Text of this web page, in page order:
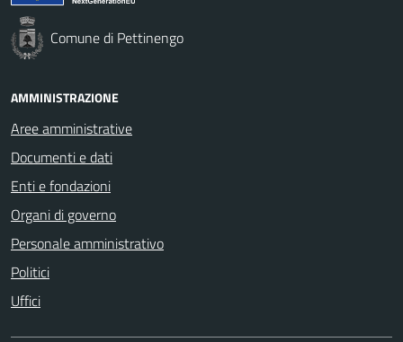
Comune di Pettinengo
AMMINISTRAZIONE
Aree amministrative
Documenti e dati
Enti e fondazioni
Organi di governo
Personale amministrativo
Politici
Uffici